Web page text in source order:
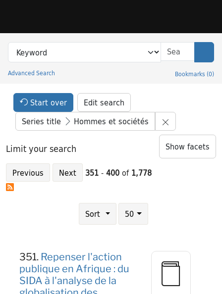
Search in
search for
Advanced Search Bookmarks (0)
Princeton University Library Catalog
Search Constraints Header
Start over Edit search
Series title
Hommes et sociétés
Limit your search Show facets
Previous Next 351 - 400 of 1,778
Sort
Number of results to display per page
50results per page
351. Repenser l'action
publique en Afrique : du
SIDA à l'analyse de la